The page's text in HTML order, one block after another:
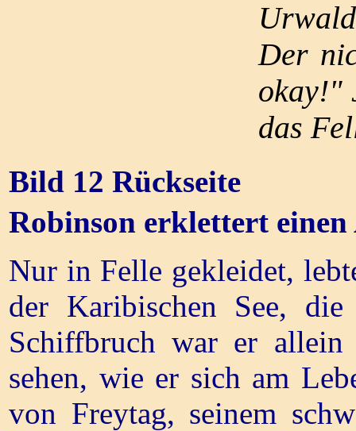
Der
okay!"
das
Bild 12 Rückseite
Robinson erklettert einen
Nur in Felle gekleidet,
der Karibischen See,
Schiffbruch war er
sehen, wie er sich am
von Freytag, seinem